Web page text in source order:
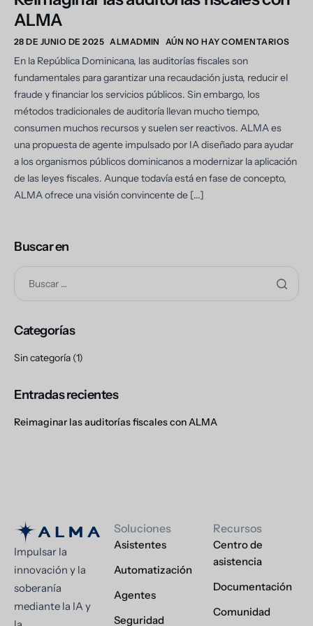
ALMA
28 DE JUNIO DE 2025 ALMADMIN AÚN NO HAY COMENTARIOS
En la República Dominicana, las auditorías fiscales son
fundamentales para garantizar una recaudación justa, reducir el
fraude y financiar los servicios públicos. Sin embargo, los
métodos tradicionales de auditoría llevan mucho tiempo,
consumen muchos recursos y suelen ser reactivos. ALMA es
una propuesta de agente impulsado por IA diseñado para ayudar
a los organismos públicos dominicanos a modernizar la aplicación
de las leyes fiscales. Aunque todavía está en fase de concepto,
ALMA ofrece una visión convincente de [...]
Buscar en
Categorías
Sin categoría (1)
Entradas recientes
Reimaginar las auditorías fiscales con ALMA
Impulsar la
innovación y la
soberanía
mediante la IA y
Soluciones
Asistentes
Automatización
Agentes
Seguridad
Recursos
Centro de
asistencia
Documentación
Comunidad